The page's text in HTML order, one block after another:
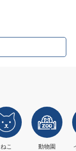
ねこ 動物園